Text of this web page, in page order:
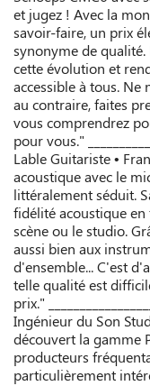
et jugez ! Avec la
savoir-faire, un prix
synonyme de
cette évolution et
accessible à tous. Ne
au contraire, faites
vous comprendrez
pour vous."
Lable Guitariste •
acoustique avec le
littéralement séduit.
fidélité acoustique
scène ou le studio.
aussi bien aux
d'ensemble... C'est
telle qualité est
prix."
Ingénieur du Son
découvert la gamme
producteurs
particulièrement